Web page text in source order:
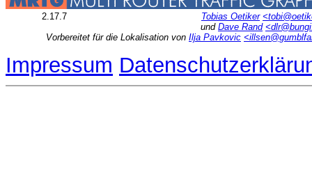
2.17.7 Tobias Oetiker
und Dave Rand
Vorbereitet für die Lokalisation von Ilja Pavkovic
Impressum